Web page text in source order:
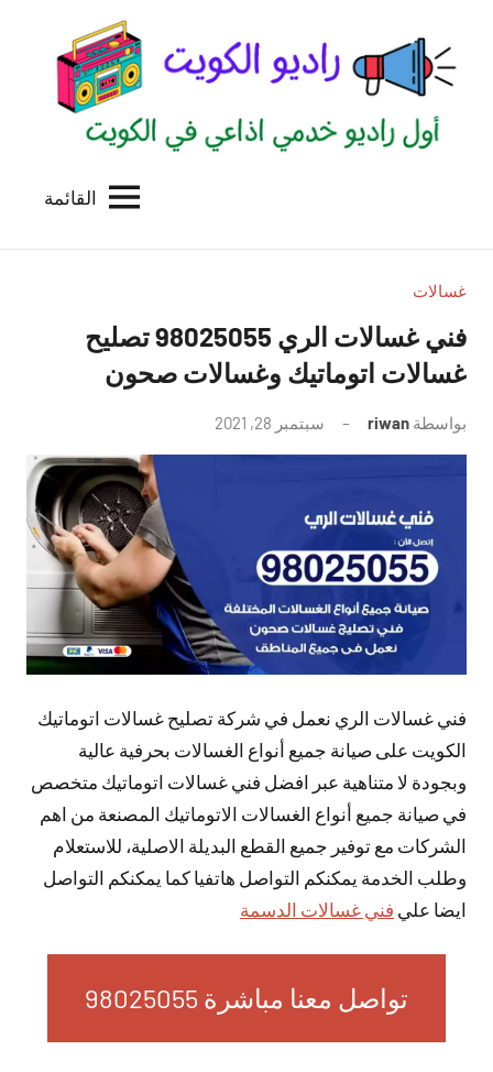
المحتوى
الكويت
للاعلانات
بالكويت
القائمة
غسالات
فني غسالات الري 98025055 تصليح
غسالات اتوماتيك وغسالات صحون
بواسطة riwan سبتمبر 28, 2021
توجد
فني غسالات الري نعمل في شركة تصليح غسالات اتوماتيك
الكويت على صيانة جميع أنواع الغسالات بحرفية عالية
وبجودة لا متناهية عبر افضل فني غسالات اتوماتيك متخصص
في صيانة جميع أنواع الغسالات الاتوماتيك المصنعة من اهم
الشركات مع توفير جميع القطع البديلة الاصلية، للاستعلام
وطلب الخدمة يمكنكم التواصل هاتفيا كما يمكنكم التواصل
ايضا علي فني غسالات الدسمة
تواصل معنا مباشرة 98025055